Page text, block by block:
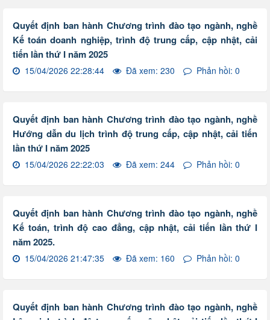
Quyết định ban hành Chương trình đào tạo ngành, nghề
Kế toán doanh nghiệp, trình độ trung cấp, cập nhật, cải
tiến lần thứ I năm 2025
15/04/2026 22:28:44 Đã xem: 230 Phản hồi: 0
Quyết định ban hành Chương trình đào tạo ngành, nghề
Hướng dẫn du lịch trình độ trung cấp, cập nhật, cải tiến
lần thứ I năm 2025
15/04/2026 22:22:03 Đã xem: 244 Phản hồi: 0
Quyết định ban hành Chương trình đào tạo ngành, nghề
Kế toán, trình độ cao đẳng, cập nhật, cải tiến lần thứ I
năm 2025.
15/04/2026 21:47:35 Đã xem: 160 Phản hồi: 0
Quyết định ban hành Chương trình đào tạo ngành, nghề